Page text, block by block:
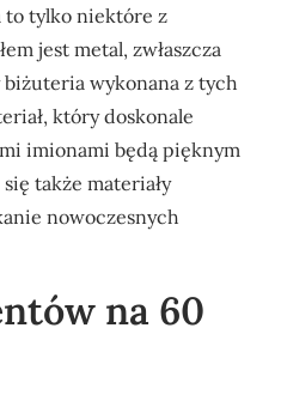
to tylko niektóre z
jest metal, zwłaszcza
wykonana z tych
który doskonale
imionami będą pięknym
także materiały
nowoczesnych
na 60